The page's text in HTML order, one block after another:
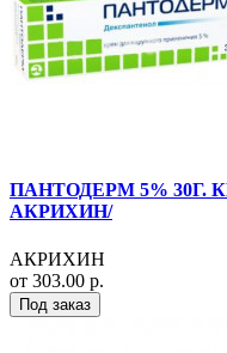
ПАНТОДЕРМ 5% 30Г.
АКРИХИН/
АКРИХИН
от 303.00 р.
Под заказ